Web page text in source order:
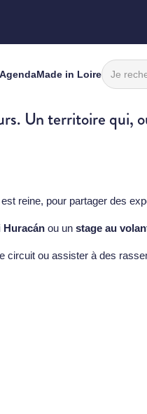
AgendaMade in Loire
Un territoire qui,
reine, pour partager des
Huracán ou un stage au
circuit ou assister à des